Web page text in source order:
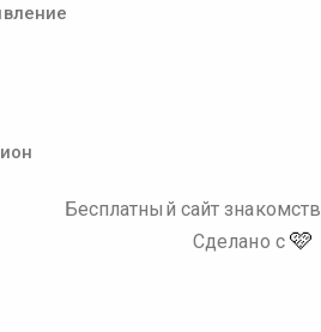
Бесплатный сайт знакомств
Сделано с 🩷